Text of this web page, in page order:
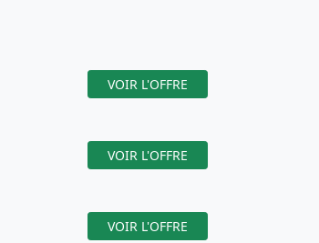
VOIR L'OFFRE
VOIR L'OFFRE
VOIR L'OFFRE